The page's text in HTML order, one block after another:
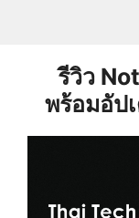
รีวิว
พร้อมอัป